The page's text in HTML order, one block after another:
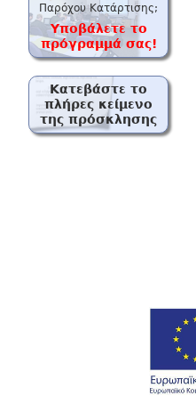
Παρόχου Κατάρτισης;
Υποβάλετε το
πρόγραμμά σας!
Κατεβάστε το
πλήρες κείμενο
της πρόσκλησης